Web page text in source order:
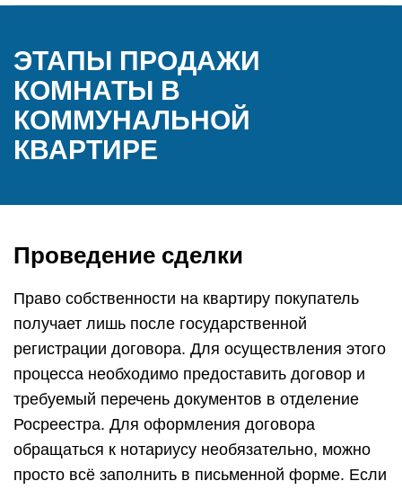
ЭТАПЫ ПРОДАЖИ
КОМНАТЫ В
КОММУНАЛЬНОЙ
КВАРТИРЕ
Проведение сделки
Право собственности на квартиру покупатель
получает лишь после государственной
регистрации договора. Для осуществления этого
процесса необходимо предоставить договор и
требуемый перечень документов в отделение
Росреестра. Для оформления договора
обращаться к нотариусу необязательно, можно
просто всё заполнить в письменной форме. Если